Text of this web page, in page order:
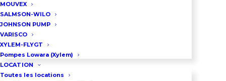
MOUVEX
SALMSON-WILO
JOHNSON PUMP
VARISCO
XYLEM-FLYGT
Pompes Lowara (Xylem)
LOCATION
Toutes les locations03 86 66 57 47